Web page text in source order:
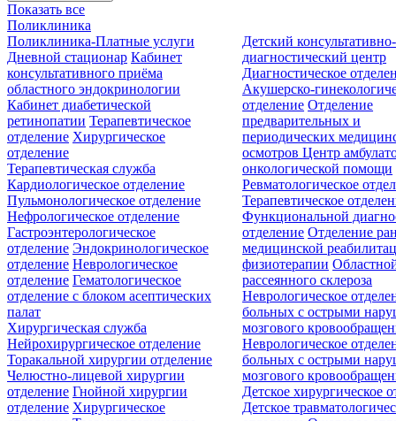
Показать все
Поликлиника
Поликлиника-Платные услуги
Дневной стационар Кабинет
консультативного приёма
областного эндокринологии
Кабинет диабетической
ретинопатии Терапевтическое
отделение Хирургическое
отделение
Детский консультативно-
диагностический центр
Диагностическое
Акушерско-
отделение Отделение
предварительных и
периодических
осмотровЦентр
онкологической помощи
Терапевтическая служба
Кардиологическое отделение
Пульмонологическое отделение
Нефрологическое отделение
Гастроэнтерологическое
отделение Эндокринологическое
отделение Неврологическое
отделение Гематологическое
отделение c блоком асептических
палат
Ревматологическое
Терапевтическое
Функциональной
отделение Отделение
медицинской
физиотерапии
рассеянного склероза
Неврологическое
больных с острыми
мозгового
Неврологическое
больных с острыми
мозгового
Хирургическая служба
Нейрохирургическое отделение
Торакальной хирургии отделение
Челюстно-лицевой хирургии
отделение Гнойной хирургии
отделение Хирургическое
Детское хирургическое
Детское